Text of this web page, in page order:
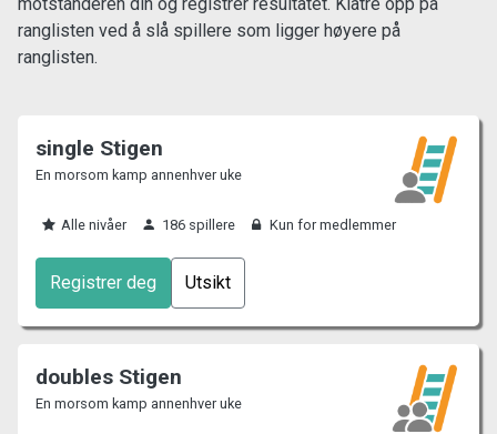
ranglisten ved å slå spillere som ligger høyere på
ranglisten.
single Stigen
En morsom kamp annenhver uke
Alle nivåer 186 spillere Kun for medlemmer
Registrer deg Utsikt
doubles Stigen
En morsom kamp annenhver uke